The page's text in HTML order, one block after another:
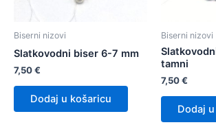
Biserni nizovi
Slatkovodni biser 6-7 mm
7,50€
Dodaj u košaricu
Biserni nizovi
tamni
7,50€
Dodaj